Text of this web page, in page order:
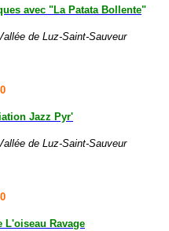
avec "La Patata Bollente"
de Luz-Saint-Sauveur
Jazz Pyr'
de Luz-Saint-Sauveur
L'oiseau Ravage